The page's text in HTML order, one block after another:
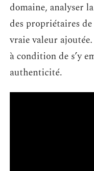
domaine, analyser
des propriétaires
vraie valeur
à condition de s’y
authenticité.